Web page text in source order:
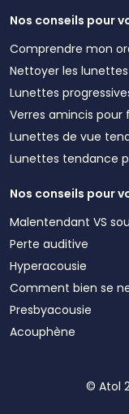
Nos conseils pour
Comprendre mon
Nettoyer les lunettes
Lunettes
Verres amincis
Lunettes de vue
Lunettes tendance
Nos conseils pour
Malentendant VS
Perte auditive
Hyperacousie
Comment bien se
Presbyacousie
Acouphène
© Atol